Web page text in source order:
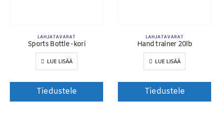
LAHJATAVARAT
Sports Bottle -kori
LUE LISÄÄ
Tiedustele
LAHJATAVARAT
Hand trainer 20lb
LUE LISÄÄ
Tiedustele
Toimitusehdot